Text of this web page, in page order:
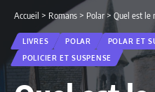
Accueil > Romans > Polar> Quel est le
LIVRES POLAR
POLAR ET
POLICIER ET SUSPENSE